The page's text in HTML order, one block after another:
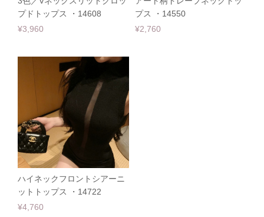
プドトップス ・14608
¥3,960
プス ・14550
¥2,760
ハイネックフロントシアーニ
ットトップス ・14722
¥4,760